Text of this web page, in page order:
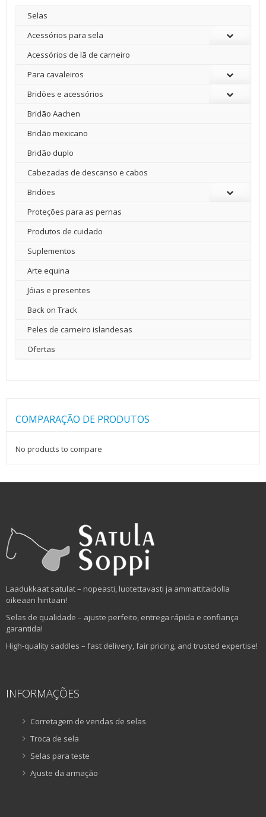
Selas
Acessórios para sela
Acessórios de lã de carneiro
Para cavaleiros
Bridões e acessórios
Bridão Aachen
Bridão mexicano
Bridão duplo
Cabezadas de descanso e cabos
Bridões
Proteções para as pernas
Produtos de cuidado
Suplementos
Arte equina
Jóias e presentes
Back on Track
Peles de carneiro islandesas
Ofertas
COMPARAÇÃO DE PRODUTOS
No products to compare
Laadukkaat satulat – nopeasti, luotettavasti ja ammattitaidolla
oikeaan hintaan!
Selas de qualidade – ajuste perfeito, entrega rápida e confiança
garantida!
High-quality saddles – fast delivery, fair pricing, and trusted expertise!
INFORMAÇÕES
Corretagem de vendas de selas
Troca de sela
Selas para teste
Ajuste da armação